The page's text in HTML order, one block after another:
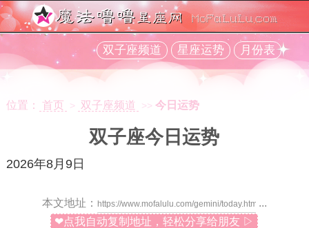
双子座频道 星座运势 月份表
位置： 首页 > 双子座频道 >> 今日运势
双子座今日运势
2026年8月9日
本文地址：
...
❤点我自动复制地址，轻松分享给朋友 ▷